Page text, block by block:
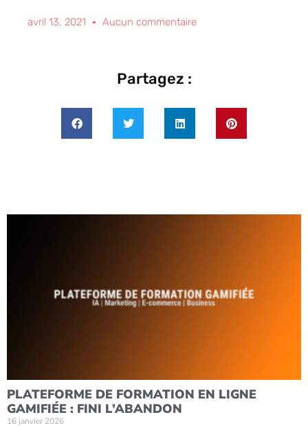
avril 13, 2021 Aucun commentaire
Partagez :
PLATEFORME DE FORMATION EN LIGNE
GAMIFIÉE : FINI L’ABANDON
16 janvier 2026